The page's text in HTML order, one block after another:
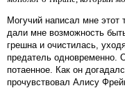
Могучий написал мне
дали мне возможность
грешна и очистилась,
предатель одновременно.
потаенное. Как он
прочувствовал Алису